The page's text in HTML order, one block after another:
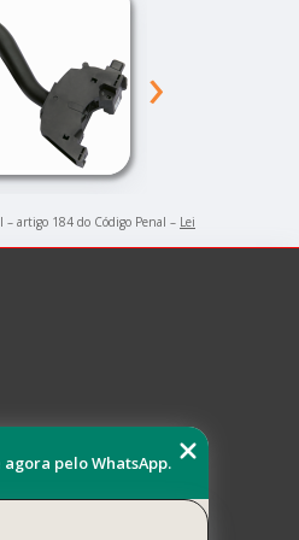
›
artigo 184 do Código Penal – Lei
agora pelo WhatsApp.